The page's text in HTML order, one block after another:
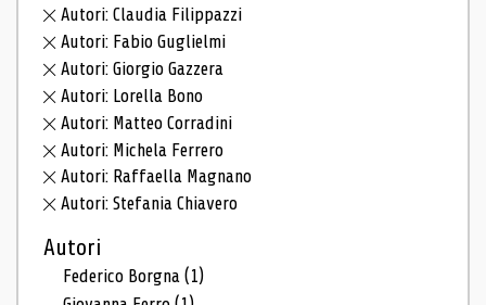
Autori: Claudia Filippazzi
Autori: Fabio Guglielmi
Autori: Giorgio Gazzera
Autori: Lorella Bono
Autori: Matteo Corradini
Autori: Michela Ferrero
Autori: Raffaella Magnano
Autori: Stefania Chiavero
Autori
Federico Borgna(1)